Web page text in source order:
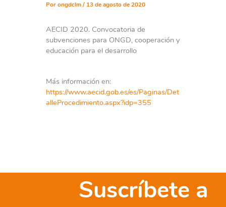
Porongdclm/ 13 de agosto de 2020
AECID 2020. Convocatoria de
subvenciones para ONGD, cooperación y
educación para el desarrollo
Más información en:
https://www.aecid.gob.es/es/Paginas/Det
alleProcedimiento.aspx?idp=355
Suscríbete a